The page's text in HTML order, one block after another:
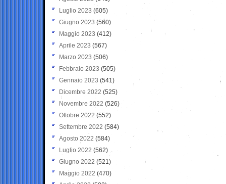
Luglio 2023 (605)
Giugno 2023 (560)
Maggio 2023 (412)
Aprile 2023 (567)
Marzo 2023 (506)
Febbraio 2023 (505)
Gennaio 2023 (541)
Dicembre 2022 (525)
Novembre 2022 (526)
Ottobre 2022 (552)
Settembre 2022 (584)
Agosto 2022 (584)
Luglio 2022 (562)
Giugno 2022 (521)
Maggio 2022 (470)